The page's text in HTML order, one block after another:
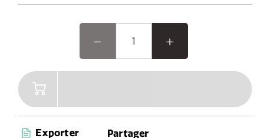
Élevez votre expérience extérieure avec Woodland
rejoignent. Équipé de la connectivité Bluetooth 5.3
avancée et AUX, d'une poignée de transport pratique et
De plus, avec ses capacités de résistance à la poussière
et à l'eau (certifié IPX6), vous êtes prêt à profiter de la
musique partout, à tout moment.
Exporter Partager